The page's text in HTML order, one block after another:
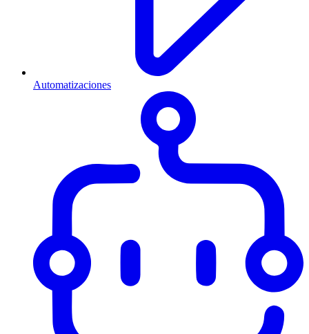
Automatizaciones